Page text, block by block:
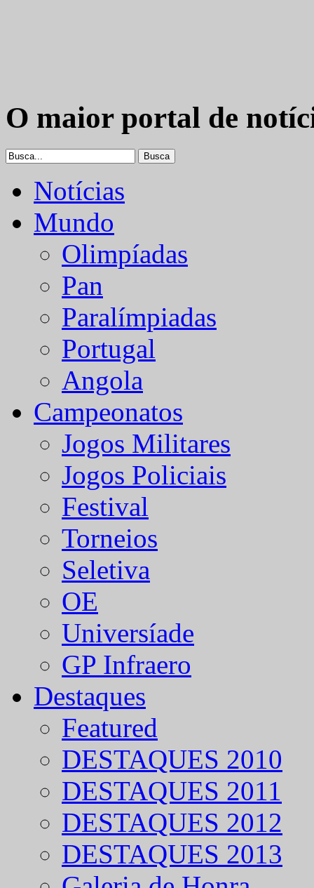
O maior portal de
Notícias
Mundo
Olimpíadas
Pan
Paralímpiadas
Portugal
Angola
Campeonatos
Jogos Militares
Jogos Policiais
Festival
Torneios
Seletiva
OE
Universíade
GP Infraero
Destaques
Featured
DESTAQUES 2010
DESTAQUES 2011
DESTAQUES 2012
DESTAQUES 2013